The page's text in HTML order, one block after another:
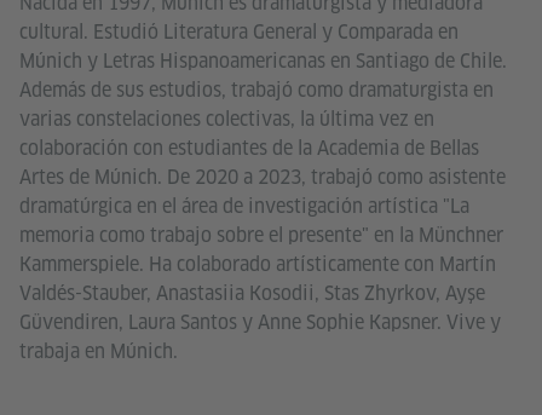
cultural. Estudió Literatura General y Comparada en
Múnich y Letras Hispanoamericanas en Santiago de Chile.
Además de sus estudios, trabajó como dramaturgista en
varias constelaciones colectivas, la última vez en
colaboración con estudiantes de la Academia de Bellas
Artes de Múnich. De 2020 a 2023, trabajó como asistente
dramatúrgica en el área de investigación artística "La
memoria como trabajo sobre el presente" en la Münchner
Kammerspiele. Ha colaborado artísticamente con Martín
Valdés-Stauber, Anastasiia Kosodii, Stas Zhyrkov, Ayşe
Güvendiren, Laura Santos y Anne Sophie Kapsner. Vive y
trabaja en Múnich.